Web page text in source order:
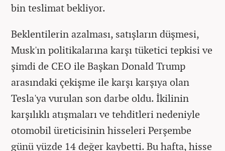
bin teslimat bekliyor.
Beklentilerin azalması, satışların düşmesi,
Musk'ın politikalarına karşı tüketici tepkisi ve
şimdi de CEO ile Başkan Donald Trump
arasındaki çekişme ile karşı karşıya olan
Tesla'ya vurulan son darbe oldu. İkilinin
karşılıklı atışmaları ve tehditleri nedeniyle
otomobil üreticisinin hisseleri Perşembe
günü yüzde 14 değer kaybetti. Bu hafta, hisse